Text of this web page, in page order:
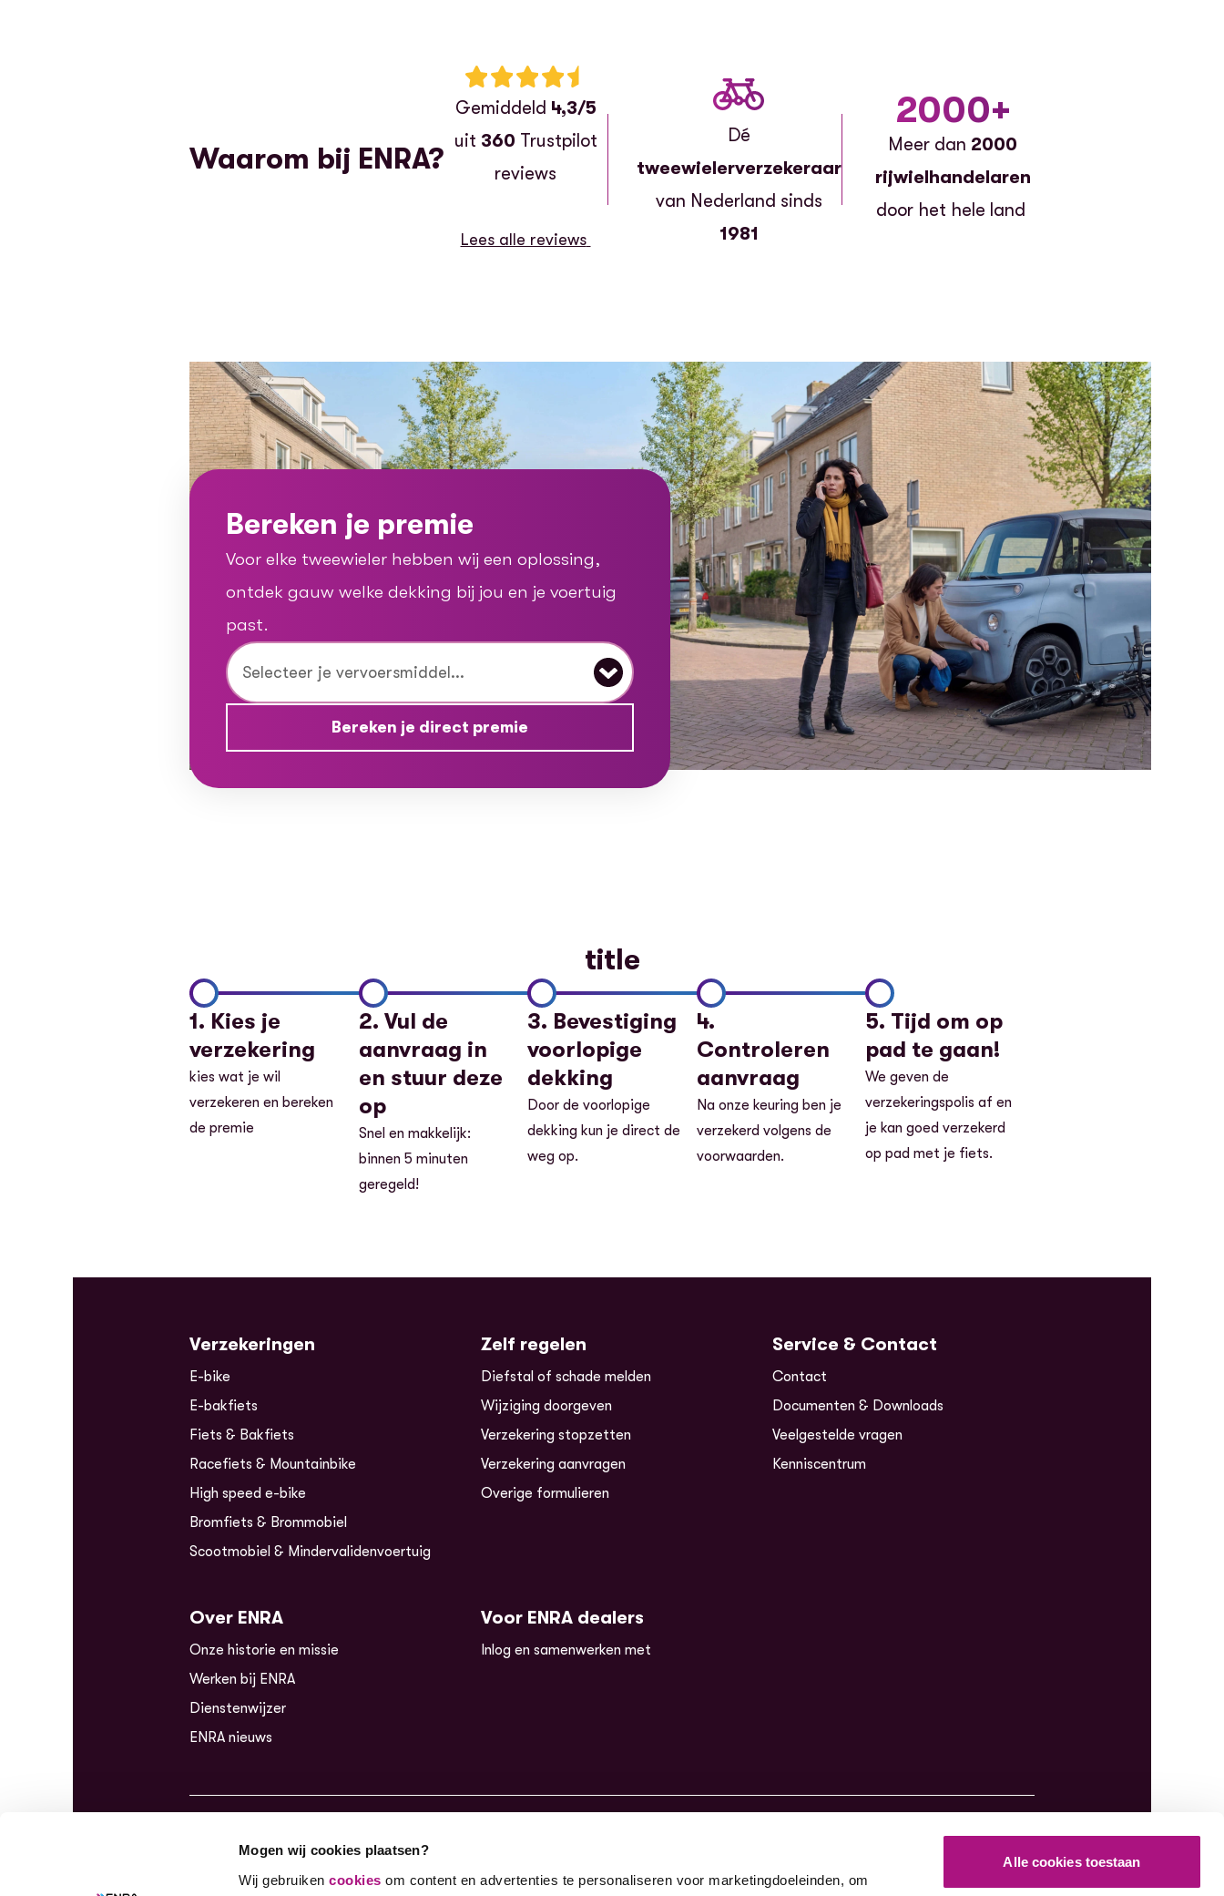
Mogen wij cookies plaatsen?
Wij gebruikencookies om content en advertenties te personaliseren voor marketingdoeleinden, om
Alle cookies toestaan
Waarom bij ENRA?
Beoordeling: 4.3 van 5 sterren
Gemiddeld 4,3/5
uit 360 Trustpilot
reviews
Lees alle reviews
Dé
tweewielerverzekeraar
van Nederland sinds
1981
2000+
Meer dan 2000
rijwielhandelaren
door het hele land
Bereken je premie
Voor elke tweewieler hebben wij een oplossing,
ontdek gauw welke dekking bij jou en je voertuig
past.
Voor elke tweewieler hebben wij een oplossing, ontdek gauw welke dekking bij jou en je voertuig past.
Bereken je direct premie
title
1. Kies je
verzekering
kies wat je wil
verzekeren en bereken
de premie
2. Vul de
aanvraag in
en stuur deze
op
Snel en makkelijk:
binnen 5 minuten
geregeld!
3. Bevestiging
voorlopige
dekking
Door de voorlopige
dekking kun je direct de
weg op.
4.
Controleren
aanvraag
Na onze keuring ben je
verzekerd volgens de
voorwaarden.
5. Tijd om op
pad te gaan!
We geven de
verzekeringspolis af en
je kan goed verzekerd
op pad met je fiets.
Verzekeringen
E-bike
E-bakfiets
Fiets & Bakfiets
Racefiets & Mountainbike
High speed e-bike
Bromfiets & Brommobiel
Scootmobiel & Mindervalidenvoertuig
Zelf regelen
Diefstal of schade melden
Wijziging doorgeven
Verzekering stopzetten
Verzekering aanvragen
Overige formulieren
Service & Contact
Contact
Documenten & Downloads
Veelgestelde vragen
Kenniscentrum
Over ENRA
Onze historie en missie
Werken bij ENRA
Dienstenwijzer
ENRA nieuws
Voor ENRA dealers
Inlog en samenwerken met
Zesstedenweg 211-213, 1613JE, Grootebroek